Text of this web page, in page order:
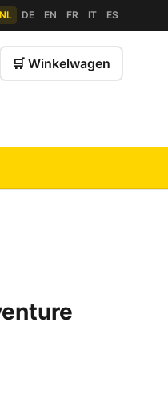
NL DE EN FR IT ES
🛒 Winkelwagen